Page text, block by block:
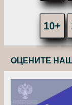
10+
ОЦЕНИТЕ